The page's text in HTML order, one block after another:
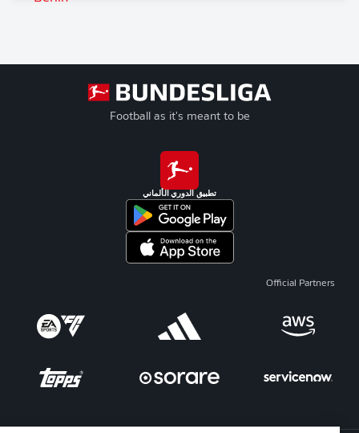
Football as it's meant to be
تطبيق الدوري الألماني
Official Partners